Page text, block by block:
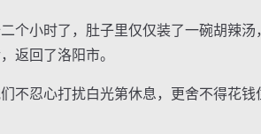
小时了，肚子里仅仅装了一碗胡辣汤
返回了洛阳市。
忍心打扰白光第休息，更舍不得花钱